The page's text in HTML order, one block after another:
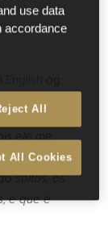
English og
ele me
Ele me
soltos, os
e que é
use data
accordance
All
All Cookies